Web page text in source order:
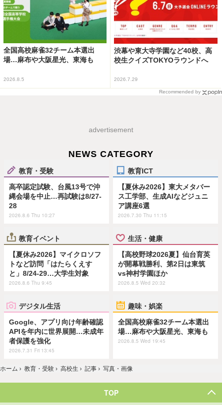
全国高校麻雀32チーム本選出
場…麻布や大阪星光、東海も
2026.8.5
渋幕や東大寺学園など40校、高
校生クイズTOKYOラウンドへ
2026.7.29
Recommended by
advertisement
NEWS CATEGORY
教育・受験
高卒認定試験、台風13号で沖
縄会場を中止…再試験は8/27-
28
2026.8.6 Thu 10:27
教育ICT
【夏休み2026】東大メタバー
ス工学部、生成AIなどジュニ
ア講座6選
2026.7.30 Thu 11:15
教育イベント
【夏休み2026】マイクロソフ
トなど訪問「はたらくえす
と」8/24-29…大学生対象
2026.8.6 Thu 9:45
生活・健康
【高校野球2026夏】仙台育英
が開幕戦勝利、第2日は東筑
vs神村学園ほか
2026.8.5 Wed 20:32
デジタル生活
Google、アプリ向け年齢確認
APIを年内に世界展開…未成年
者保護を強化
2026.7.31 Fri 13:45
趣味・娯楽
全国高校麻雀32チーム本選出
場…麻布や大阪星光、東海も
2026.8.5 Wed 19:45
ホーム › 教育・受験 › 高校生 › 記事 › 写真・画像
TOP